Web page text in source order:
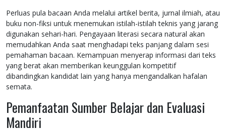
Perluas pula bacaan Anda melalui artikel berita, jurnal ilmiah, atau
buku non-fiksi untuk menemukan istilah-istilah teknis yang jarang
digunakan sehari-hari. Pengayaan literasi secara natural akan
memudahkan Anda saat menghadapi teks panjang dalam sesi
pemahaman bacaan. Kemampuan menyerap informasi dari teks
yang berat akan memberikan keunggulan kompetitif
dibandingkan kandidat lain yang hanya mengandalkan hafalan
semata.
Pemanfaatan Sumber Belajar dan Evaluasi
Mandiri